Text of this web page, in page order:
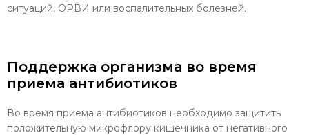
ситуаций, ОРВИ или воспалительных болезней.
Поддержка организма во время
приема антибиотиков
Во время приема антибиотиков необходимо защитить
положительную микрофлору кишечника от негативного